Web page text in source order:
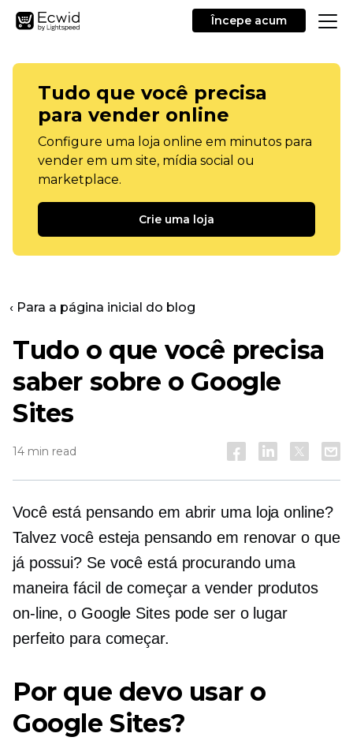
Începe acum
Tudo que você precisa
para vender online
Configure uma loja online em minutos para
vender em um site, mídia social ou
marketplace.
Crie uma loja
‹ Para a página inicial do blog
Tudo o que você precisa
saber sobre o Google
Sites
14 min read
Você está pensando em abrir uma loja online?
Talvez você esteja pensando em renovar o que
já possui? Se você está procurando uma
maneira fácil de começar a vender produtos
on-line, o Google Sites pode ser o lugar
perfeito para começar.
Por que devo usar o
Google Sites?